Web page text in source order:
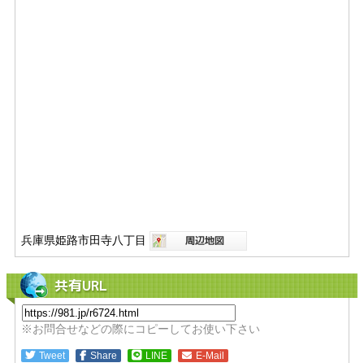
兵庫県姫路市田寺八丁目
共有URL
※お問合せなどの際にコピーしてお使い下さい
Tweet Share LINE E-Mail